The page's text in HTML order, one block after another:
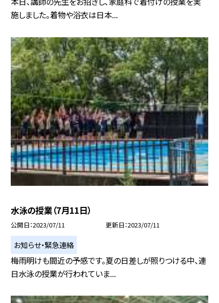
施しました。着物や浴衣は日本...
水泳の授業（7月11日）
公開日 2023/07/11 更新日 2023/07/11
お知らせ・緊急連絡
梅雨明けも間近の予感です。夏の日差しが照りつける中、連
日水泳の授業が行われていま...